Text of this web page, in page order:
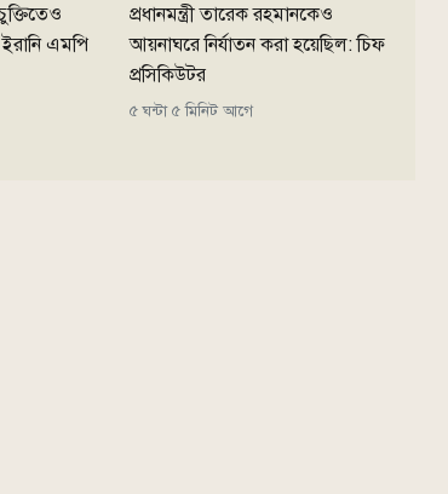
ইরানি এমপি
প্রধানমন্ত্রী তারেক রহমানকেও
আয়নাঘরে নির্যাতন করা হয়েছিল: চিফ
প্রসিকিউটর
৫ ঘন্টা ৫ মিনিট আগে